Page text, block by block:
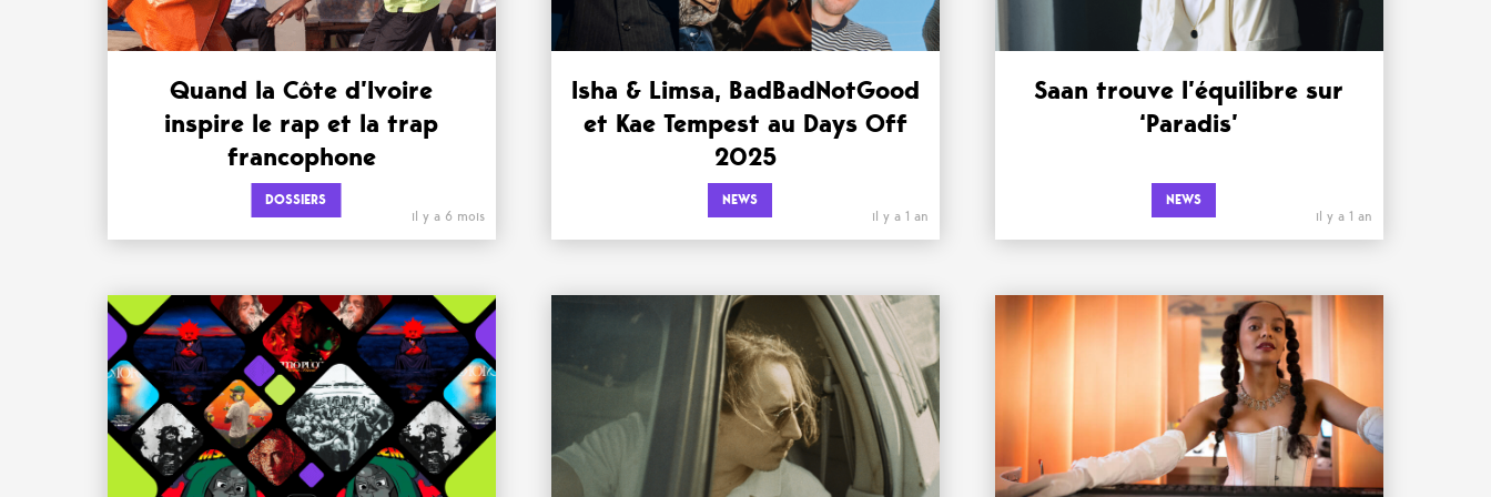
Quand la Côte d’Ivoire
inspire le rap et la trap
francophone
DOSSIERS
il y a 6 mois
Isha & Limsa, BadBadNotGood
et Kae Tempest au Days Off
2025
NEWS
il y a 1 an
Saan trouve l’équilibre sur
‘Paradis’
NEWS
il y a 1 an